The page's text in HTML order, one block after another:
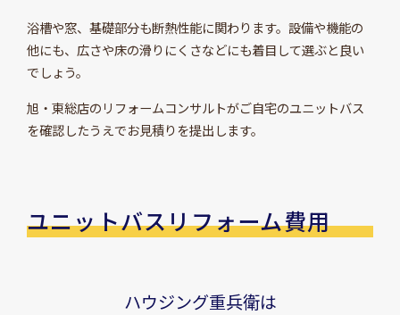
浴槽や窓、基礎部分も断熱性能に関わります。設備や機能の
他にも、広さや床の滑りにくさなどにも着目して選ぶと良い
でしょう。
旭・東総店のリフォームコンサルトがご自宅のユニットバス
を確認したうえでお見積りを提出します。
ユニットバスリフォーム費用
ハウジング重兵衛は